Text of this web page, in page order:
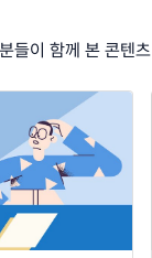
들이 함께 본 콘텐츠